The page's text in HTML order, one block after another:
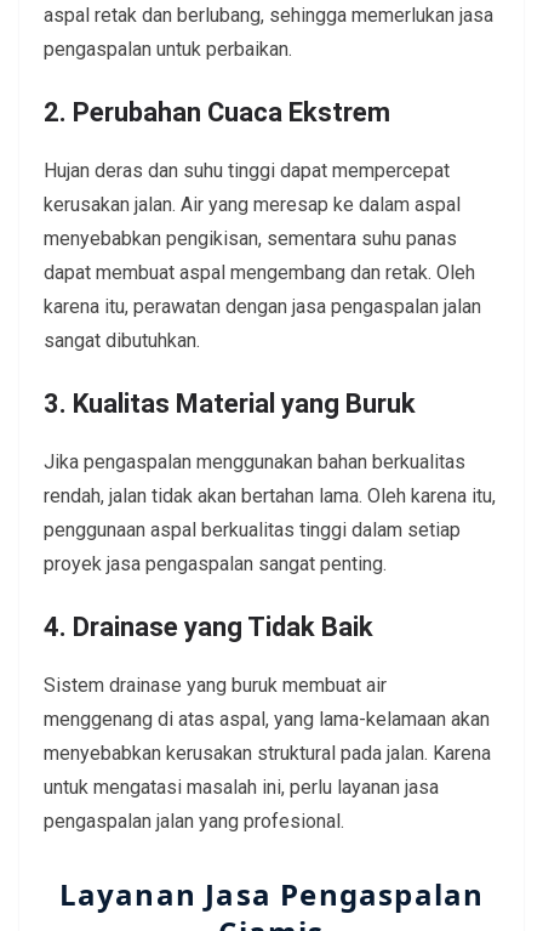
aspal retak dan berlubang, sehingga memerlukan jasa
pengaspalan untuk perbaikan.
2. Perubahan Cuaca Ekstrem
Hujan deras dan suhu tinggi dapat mempercepat
kerusakan jalan. Air yang meresap ke dalam aspal
menyebabkan pengikisan, sementara suhu panas
dapat membuat aspal mengembang dan retak. Oleh
karena itu, perawatan dengan jasa pengaspalan jalan
sangat dibutuhkan.
3. Kualitas Material yang Buruk
Jika pengaspalan menggunakan bahan berkualitas
rendah, jalan tidak akan bertahan lama. Oleh karena itu,
penggunaan aspal berkualitas tinggi dalam setiap
proyek jasa pengaspalan sangat penting.
4. Drainase yang Tidak Baik
Sistem drainase yang buruk membuat air
menggenang di atas aspal, yang lama-kelamaan akan
menyebabkan kerusakan struktural pada jalan. Karena
untuk mengatasi masalah ini, perlu layanan jasa
pengaspalan jalan yang profesional.
Layanan Jasa Pengaspalan